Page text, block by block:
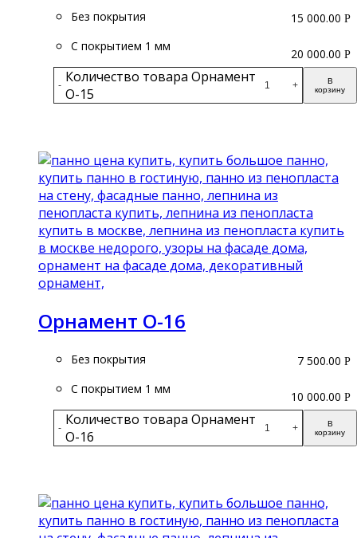
Без покрытия
С покрытием 1 мм
- Количество товара Орнамент
О-15
+
В
корзину
15 000.00 Р
20 000.00 Р
Орнамент О-16
Без покрытия
С покрытием 1 мм
- Количество товара Орнамент
О-16
+
В
корзину
7 500.00 Р
10 000.00 Р